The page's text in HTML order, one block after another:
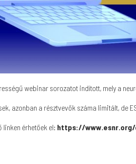
webinar sorozatot indított, mely a
azonban a résztvevők száma limitált, de
linken érhetőek el: https://